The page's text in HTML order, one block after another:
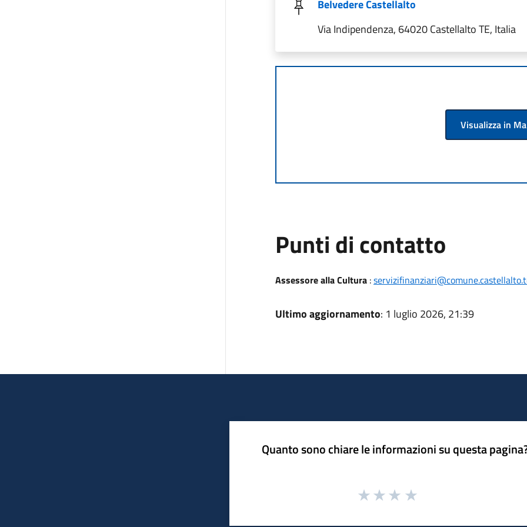
Belvedere Castellalto
Via Indipendenza, 64020 Castellalto TE, Italia
Visualizza in
Punti di contatto
Assessore alla Cultura:
Ultimo aggiornamento: 1 luglio 2026, 21:39
Quanto sono chiare le informazioni su questa